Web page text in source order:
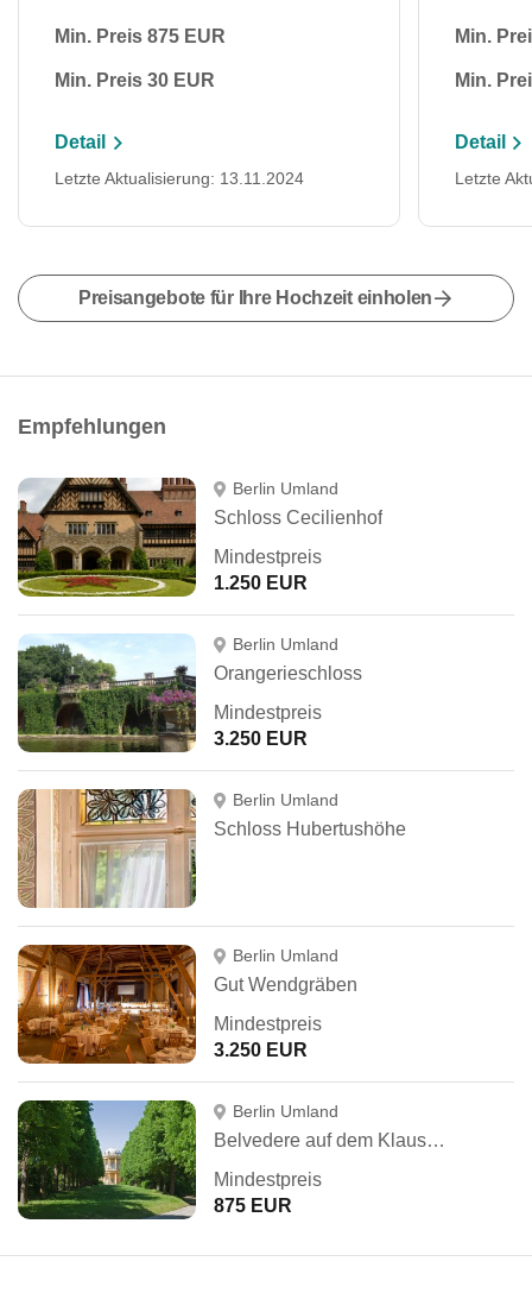
Min. Preis 875 EUR
Min. Preis 30 EUR
Detail
Letzte Aktualisierung: 13.11.2024
Min.
Min.
Detail
Letzte
Preisangebote für Ihre Hochzeit einholen
Empfehlungen
Berlin Umland
Schloss Cecilienhof
Mindestpreis
1.250 EUR
Berlin Umland
Orangerieschloss
Mindestpreis
3.250 EUR
Berlin Umland
Schloss Hubertushöhe
Berlin Umland
Gut Wendgräben
Mindestpreis
3.250 EUR
Berlin Umland
Belvedere auf dem Klausberg
Mindestpreis
875 EUR